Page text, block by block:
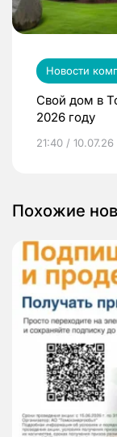
Новости
Свой дом в
2026 году
21:40 / 10.07.26
Похожие